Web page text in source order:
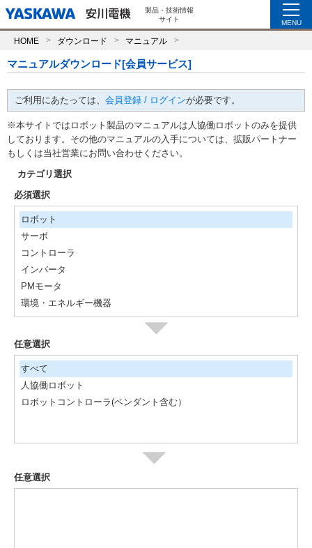
製品・技術情報
サイト
MENU
HOME ダウンロード マニュアル
マニュアルダウンロード[会員サービス]
ご利用にあたっては、 会員登録 / ログインが必要です。
※本サイトではロボット製品のマニュアルは人協働ロボットのみを提供
しております。その他のマニュアルの入手については、拡販パートナー
もしくは当社営業にお問い合わせください。
カテゴリ選択
必須選択
ロボット
サーボ
コントローラ
インバータ
PMモータ
環境・エネルギー機器
任意選択
すべて
人協働ロボット
ロボットコントローラ(ペンダント含む）
任意選択